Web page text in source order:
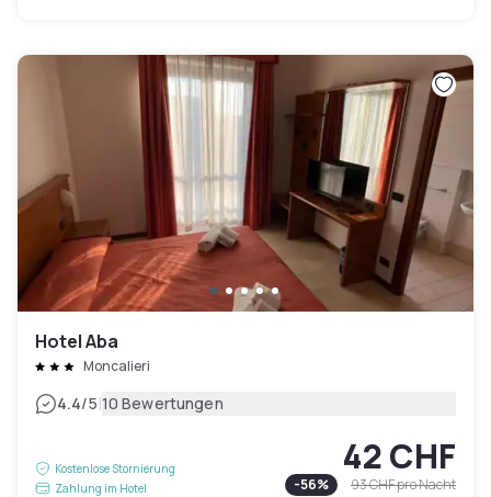
Hotel Aba
Moncalieri
4.4/5|10 Bewertungen
Kostenlose Stornierung
Zahlung im Hotel
42 CHF
-56% 93 CHFpro Nacht